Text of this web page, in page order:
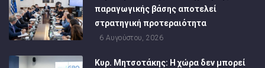
παραγωγικής βάσης αποτελεί
στρατηγική προτεραιότητα
6 Αυγούστου, 2026
Κυρ. Μητσοτάκης: Η χώρα δεν μπορεί